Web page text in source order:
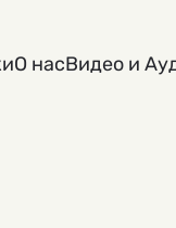
О насВидео и